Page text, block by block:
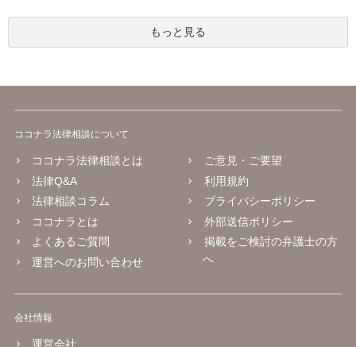
もっと見る
ココナラ法律相談について
ココナラ法律相談とは
法律Q&A
法律相談コラム
ココナラとは
よくあるご質問
運営へのお問い合わせ
ご意見・ご要望
利用規約
プライバシーポリシー
外部送信ポリシー
掲載をご検討の弁護士の方
へ
会社情報
運営会社